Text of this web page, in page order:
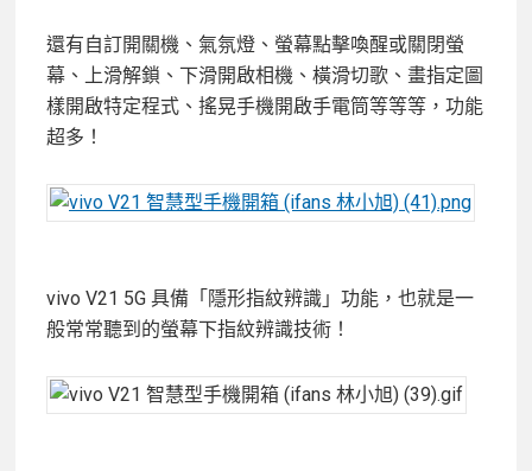
還有自訂開關機、氣氛燈、螢幕點擊喚醒或關閉螢
幕、上滑解鎖、下滑開啟相機、橫滑切歌、畫指定圖
樣開啟特定程式、搖晃手機開啟手電筒等等等，功能
超多！
vivo V21 5G 具備「隱形指紋辨識」功能，也就是一
般常常聽到的螢幕下指紋辨識技術！